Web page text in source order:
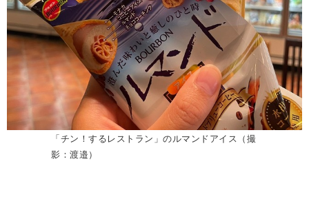
「チン！するレストラン」のルマンドアイス（撮
影：渡邉）